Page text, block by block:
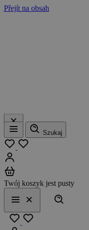
Přejít na obsah
Menu
Szukaj
Twój koszyk jest pusty
Menu
Zamknij